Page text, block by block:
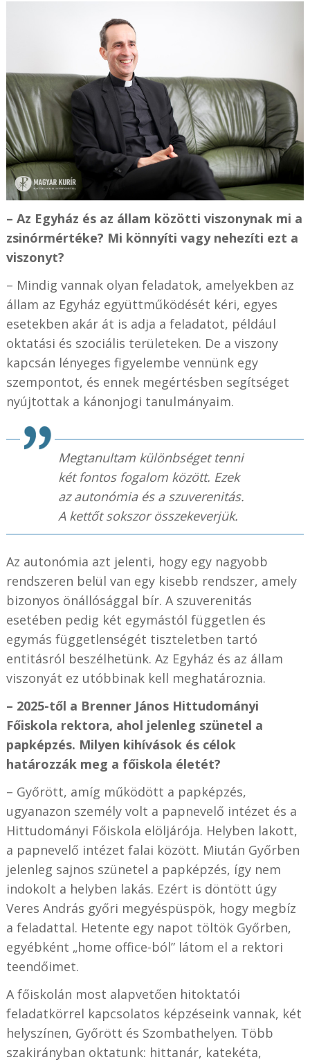
– Az Egyház és az állam közötti viszonynak mi a
zsinórmértéke? Mi könnyíti vagy nehezíti ezt a
viszonyt?
– Mindig vannak olyan feladatok, amelyekben az
állam az Egyház együttműködését kéri, egyes
esetekben akár át is adja a feladatot, például
oktatási és szociális területeken. De a viszony
kapcsán lényeges figyelembe vennünk egy
szempontot, és ennek megértésben segítséget
nyújtottak a kánonjogi tanulmányaim.
Megtanultam különbséget tenni
két fontos fogalom között. Ezek
az autonómia és a szuverenitás.
A kettőt sokszor összekeverjük.
Az autonómia azt jelenti, hogy egy nagyobb
rendszeren belül van egy kisebb rendszer, amely
bizonyos önállósággal bír. A szuverenitás
esetében pedig két egymástól független és
egymás függetlenségét tiszteletben tartó
entitásról beszélhetünk. Az Egyház és az állam
viszonyát ez utóbbinak kell meghatároznia.
– 2025-től a Brenner János Hittudományi
Főiskola rektora, ahol jelenleg szünetel a
papképzés. Milyen kihívások és célok
határozzák meg a főiskola életét?
– Győrött, amíg működött a papképzés,
ugyanazon személy volt a papnevelő intézet és a
Hittudományi Főiskola elöljárója. Helyben lakott,
a papnevelő intézet falai között. Miután Győrben
jelenleg sajnos szünetel a papképzés, így nem
indokolt a helyben lakás. Ezért is döntött úgy
Veres András győri megyéspüspök, hogy megbíz
a feladattal. Hetente egy napot töltök Győrben,
egyébként „home office-ból” látom el a rektori
teendőimet.
A főiskolán most alapvetően hitoktatói
feladatkörrel kapcsolatos képzéseink vannak, két
helyszínen, Győrött és Szombathelyen. Több
szakirányban oktatunk: hittanár, katekéta,